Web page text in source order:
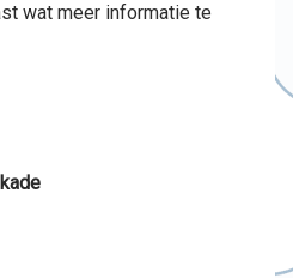
wat meer informatie te